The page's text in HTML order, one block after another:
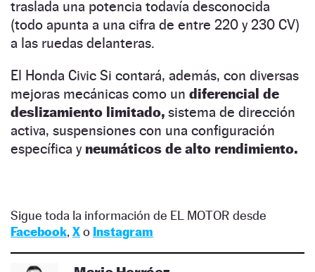
traslada una potencia todavía desconocida
(todo apunta a una cifra de entre 220 y 230 CV)
a las ruedas delanteras.
El Honda Civic Si contará, además, con diversas
mejoras mecánicas como un diferencial de
deslizamiento limitado, sistema de dirección
activa, suspensiones con una configuración
específica y neumáticos de alto rendimiento.
Sigue toda la información de EL MOTOR desde
Facebook, Xo Instagram